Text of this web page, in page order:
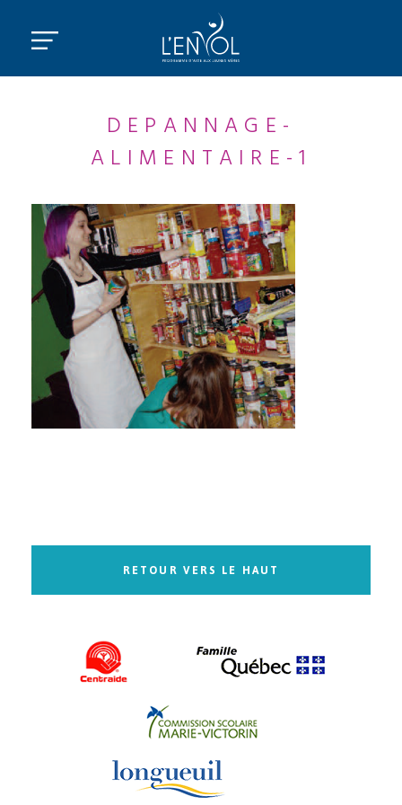
DEPANNAGE-
ALIMENTAIRE-1
RETOUR VERS LE HAUT